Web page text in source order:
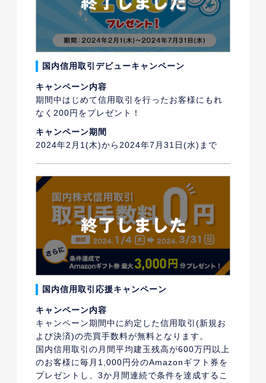
国内信用取引デビューキャンペーン
キャンペーン内容
期間中はじめて信用取引を行ったお客様にもれ
なく200円をプレゼント！
キャンペーン期間
2024年2月1(木)から2024年7月31日(水)まで
国内信用取引応援キャンペーン
キャンペーン内容
キャンペーン期間中に約定した信用取引(新規お
よび決済)の売買手数料が無料となります。
国内信用取引の月間平均建玉残高が600万円以上
のお客様に毎月1,000円分のAmazonギフト券を
プレゼントし、3か月間連続で条件を達成するこ